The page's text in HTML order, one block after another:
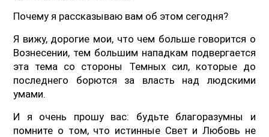
Почему я рассказываю вам об этом сегодня?
Я вижу, дорогие мои, что чем больше говорится о
Вознесении, тем большим нападкам подвергается
эта тема со стороны Темных сил, которые до
последнего борются за власть над людскими
умами.
И я очень прошу вас: будьте благоразумны и
помните о том, что истинные Свет и Любовь не